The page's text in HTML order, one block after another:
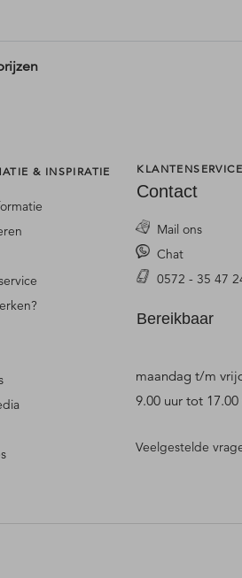
& INSPIRATIE KLANTENSERVICE
Contact
Mail ons
Chat
0572 - 35 47
Bereikbaar
maandag t/m
9.00 uur tot 17.00
Veelgestelde